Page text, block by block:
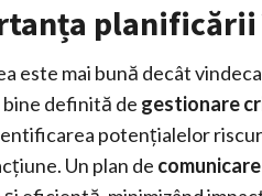
planificării
este mai bună decât
definită de gestionare
potențialelor
Un plan de